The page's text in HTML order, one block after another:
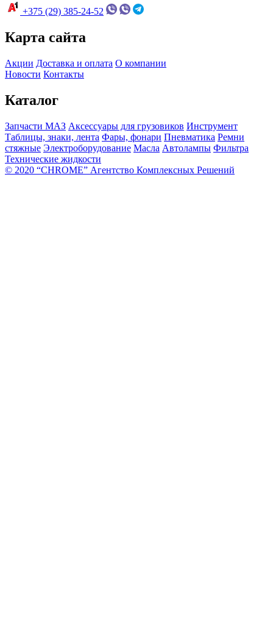
+375 (29) 385-24-52
Карта сайта
Акции Доставка и оплата О компании
Новости Контакты
Каталог
Запчасти МАЗ Аксессуары для грузовиков Инструмент
Таблицы, знаки, лента Фары, фонари Пневматика Ремни
стяжные Электроборудование Масла Автолампы Фильтра
Технические жидкости
© 2020 “CHROME” Агентство Комплексных Решений